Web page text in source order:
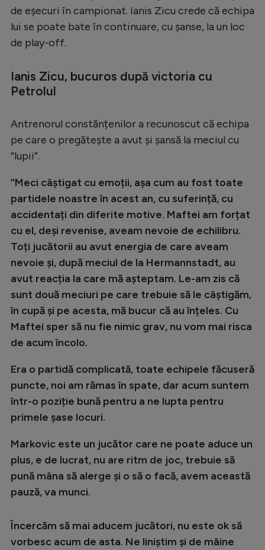
Bundesliga
Ligue 1
Starurile fotbalului
Stranieri
Clasamente
Handbal
Natație
Formula 1
Gimnastică
Auto
Rugby
Alte sporturi
JO 2024
Creează cont
de eșecuri în campionat. Ianis Zicu crede că echipa
lui se poate bate în continuare, cu șanse, la un loc
de play-off.
Ianis Zicu, bucuros după victoria cu
Petrolul
Antrenorul constănțenilor a recunoscut că echipa
pe care o pregătește a avut și șansă la meciul cu
”lupii”.
”Meci câștigat cu emoții, așa cum au fost toate
partidele noastre în acest an, cu suferință, cu
accidentați din diferite motive. Maftei am forțat
cu el, deși revenise, aveam nevoie de echilibru.
Toți jucătorii au avut energia de care aveam
nevoie și, după meciul de la Hermannstadt, au
avut reacția la care mă așteptam. Le-am zis că
sunt două meciuri pe care trebuie să le câștigăm,
în cupă și pe acesta, mă bucur că au înțeles. Cu
Maftei sper să nu fie nimic grav, nu vom mai risca
de acum încolo.
Era o partidă complicată, toate echipele făcuseră
puncte, noi am rămas în spate, dar acum suntem
într-o poziție bună pentru a ne lupta pentru
primele șase locuri.
Markovic este un jucător care ne poate aduce un
plus, e de lucrat, nu are ritm de joc, trebuie să
pună mâna să alerge și o să o facă, avem această
pauză, va munci.
Încercăm să mai aducem jucători, nu este ok să
vorbesc acum de asta. Ne liniștim și de mâine